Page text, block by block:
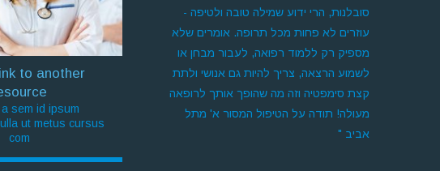
סובלנות, הרי ידוע שמילה טובה ולטיפה -
עוזרים לא פחות מכל תרופה. אומרים שלא
מספיק רק ללמוד רפואה, לעבור מבחן או
לשמוע הרצאה, צריך להיות גם אנושי ולתת
קצת סימפטיה וזה מה שהופך אותך לרופאה
מעולה! תודה על הטיפול המסור א' מתל
אביב "
to another
sem id ipsum.
ut metus cursus
com